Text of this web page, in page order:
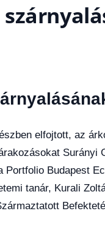
,
,
elfojtott, az
Budapest
tanár, Kurali